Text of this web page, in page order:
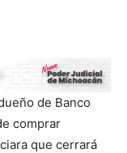
de Banco
comprar
que cerrará